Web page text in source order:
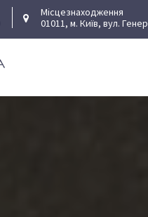
Місцезнаходження
01011, м. Київ, вул.